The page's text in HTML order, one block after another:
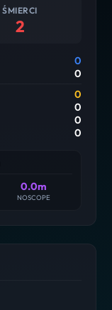
ŚMIERCI
2
0
0
0
0
0
0
0.0m
NOSCOPE